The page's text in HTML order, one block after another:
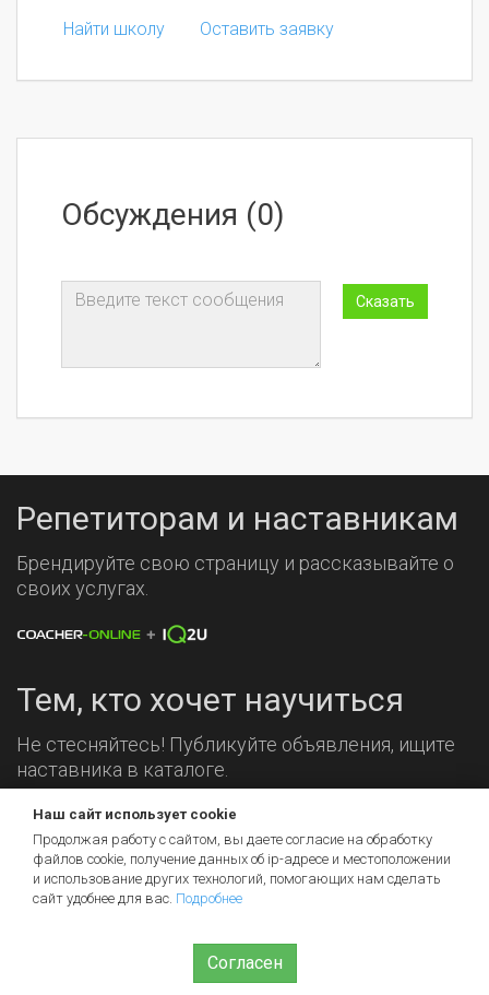
Найти школу Оставить заявку
Обсуждения (0)
Репетиторам и наставникам
Брендируйте свою страницу и рассказывайте о
своих услугах.
Тем, кто хочет научиться
Не стесняйтесь! Публикуйте объявления, ищите
наставника в каталоге.
Мы на связи!
Пользовательское соглашение
Наш сайт использует cookie
Продолжая работу с сайтом, вы даете согласие на обработку
файлов cookie, получение данных об ip-адресе и местоположении
и использование других технологий, помогающих нам сделать
сайт удобнее для вас. Подробнее
Согласен